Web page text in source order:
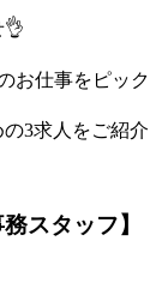
👌
お仕事をピック
3求人をご紹介
スタッフ】